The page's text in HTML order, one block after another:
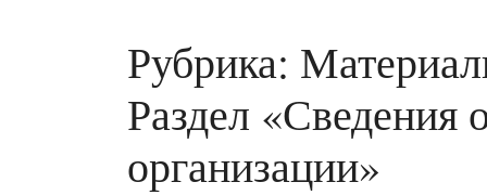
Рубрика:
Раздел «Сведения
организации»